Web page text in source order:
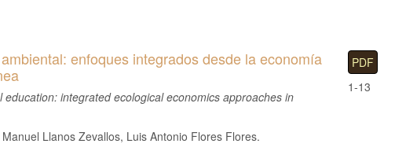
enfoques integrados desde la economía
integrated ecological economics approaches in
Llanos Zevallos, Luis Antonio Flores Flores.
PDF
1-13